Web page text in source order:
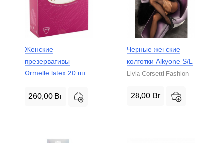
Женские
презервативы
Ormelle latex 20 шт
260,00 Br
Черные женские
колготки Alkyone S/L
Livia Corsetti Fashion
28,00 Br